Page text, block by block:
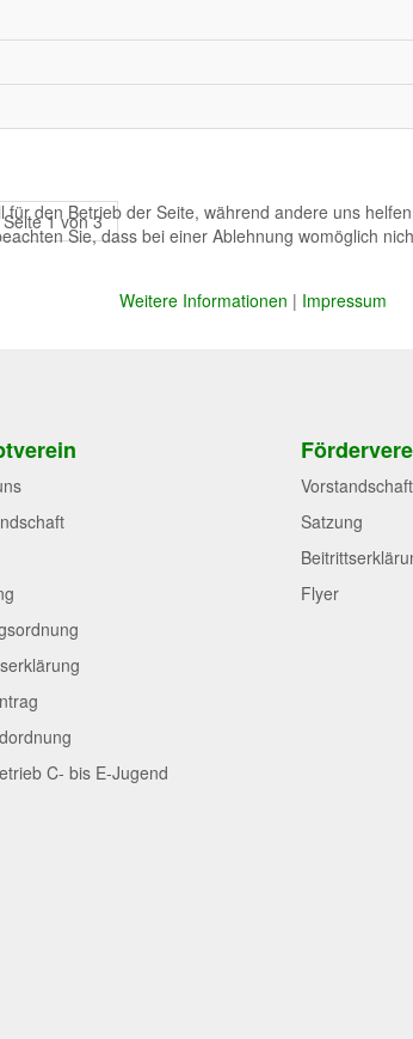
Seite 1 von 3
C- bis E-Jugend
Vorstandschaft
Satzung
Flyer
den Betrieb der Seite, während andere uns
Sie, dass bei einer Ablehnung womöglich
Weitere Informationen | Impressum